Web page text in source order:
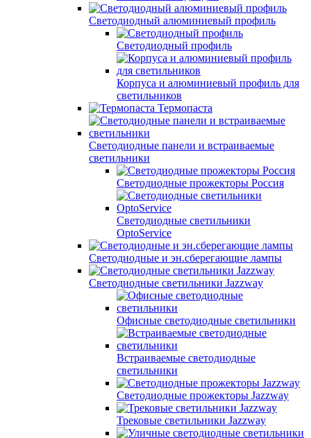
Светодиодный алюминиевый профиль
Светодиодный профиль
Корпуса и алюминиевый профиль для
светильников
Термопаста
Светодиодные панели и встраиваемые
светильники
Светодиодные прожекторы Россия
Светодиодные светильники
OptoService
Светодиодные и эн.сберегающие лампы
Светодиодные светильники Jazzway
Офисные светодиодные светильники
Встраиваемые светодиодные
светильники
Светодиодные прожекторы Jazzway
Трековые светильники Jazzway